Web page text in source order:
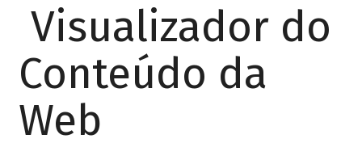
Visualizador do
Conteúdo da
Web